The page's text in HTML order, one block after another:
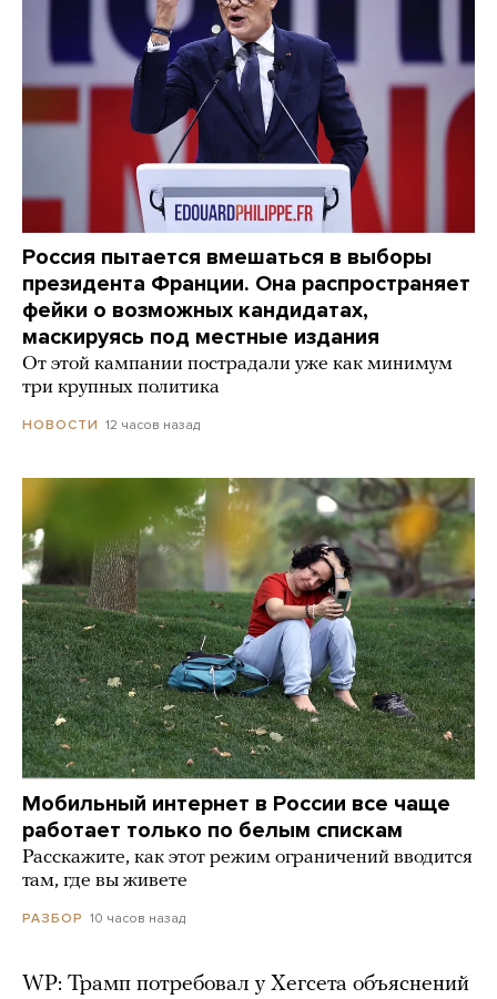
Россия пытается вмешаться в выборы
президента Франции. Она распространяет
фейки о возможных кандидатах,
маскируясь под местные издания
От этой кампании пострадали уже как минимум
три крупных политика
НОВОСТИ 12 часов назад
Мобильный интернет в России все чаще
работает только по белым спискам
Расскажите, как этот режим ограничений вводится
там, где вы живете
РАЗБОР 10 часов назад
WP: Трамп потребовал у Хегсета объяснений